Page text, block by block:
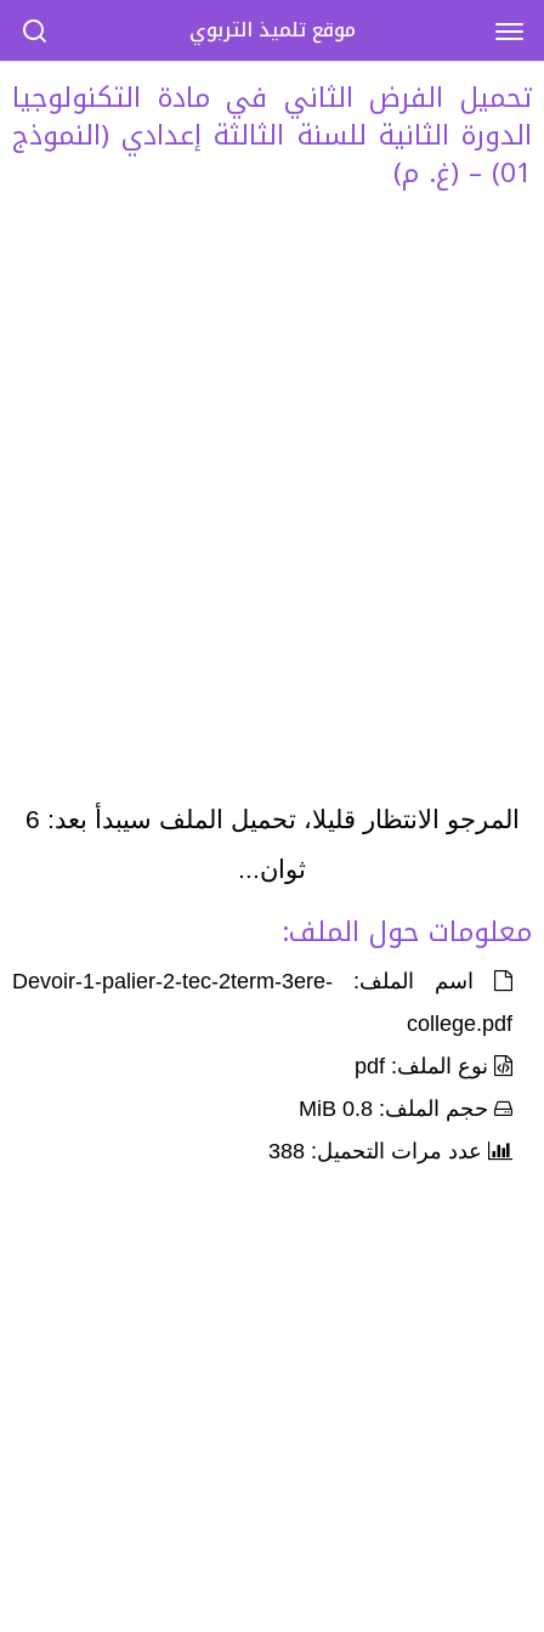
تحميل الفرض الثاني في مادة التكنولوجيا
الدورة الثانية للسنة الثالثة إعدادي (النموذج
01) – (غ. م)
المرجو الانتظار قليلا، تحميل الملف سيبدأ بعد: 6
ثوان...
معلومات حول الملف:
اسم الملف: Devoir-1-palier-2-tec-2term-3ere-
college.pdf
نوع الملف: pdf
حجم الملف: 0.8 MiB
عدد مرات التحميل: 388
موقع تلميذ التربوي